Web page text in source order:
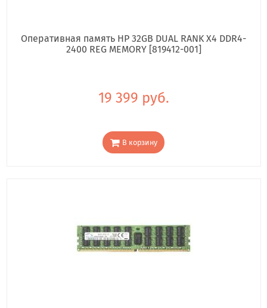
Оперативная память HP 32GB DUAL RANK X4 DDR4-
2400 REG MEMORY [819412-001]
19 399 руб.
В корзину